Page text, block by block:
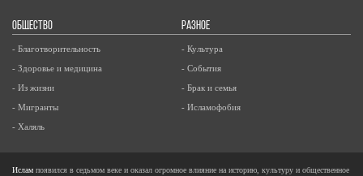
ОБЩЕСТВО
- Благотворительность
- Здоровье и медицина
- Из жизни
- Мигранты
- Халяль
РАЗНОЕ
- Культура
- События
- Брак и семья
- Исламофобия
Ислам появился в седьмом веке и оказал огромное влияние на историю, культуру и общественное